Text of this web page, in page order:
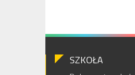
SZKOŁA